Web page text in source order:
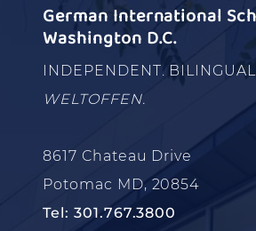
German International
Washington D.C.
INDEPENDENT. BILINGUAL.
WELTOFFEN.
8617 Chateau Drive
Potomac MD, 20854
Tel: 301.767.3800